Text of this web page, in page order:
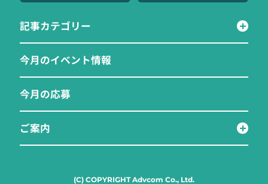
記事カテゴリー
今月のイベント情報
今月の応募
ご案内
(C) COPYRIGHT Advcom Co., Ltd.